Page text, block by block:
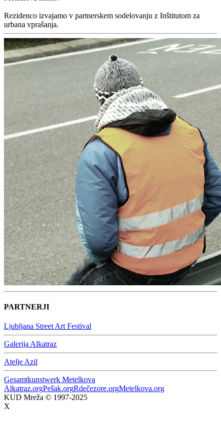
Rezidenco izvajamo v partnerskem sodelovanju z Inštitutom za
urbana vprašanja.
PARTNERJI
Ljubljana Street Art Festival
Galerija Alkatraz
Atelje Azil
Gesamtkunstwerk Metelkova
Alkatraz.orgPešak.orgRdečezore.orgMetelkova.org
KUD Mreža © 1997-2025
X